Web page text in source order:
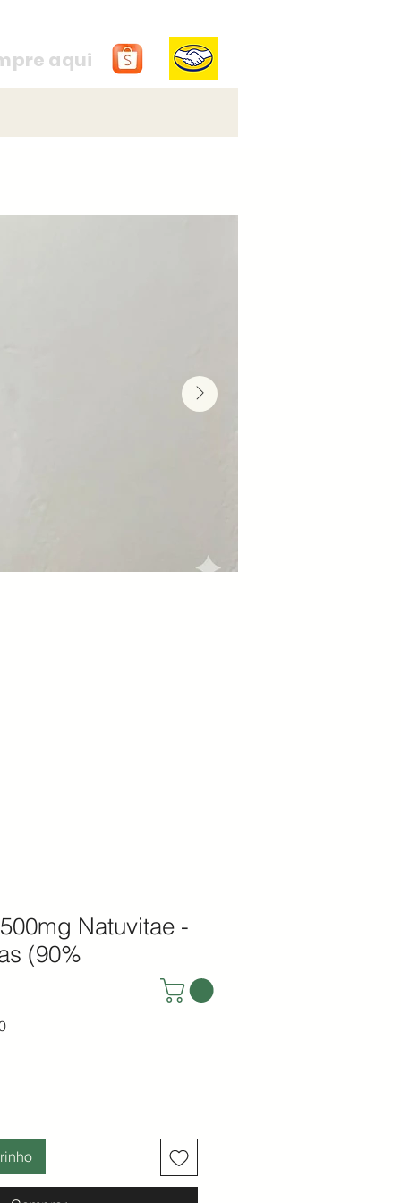
aqui
Natuvitae -
(90%
Preço promocional